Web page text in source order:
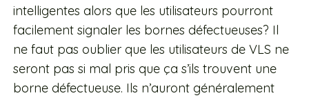
intelligentes alors que les utilisateurs pourront
facilement signaler les bornes défectueuses? Il
ne faut pas oublier que les utilisateurs de VLS ne
seront pas si mal pris que ça s’ils trouvent une
borne défectueuse. Ils n’auront généralement